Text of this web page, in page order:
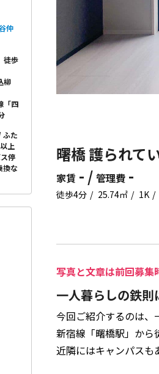
曙橋 護られて
家賃 - / 管理費 -
徒歩4分 25.74㎡ 1K
写真と文章は前回募集
一人暮らしの鉄則
今回ご紹介するのは、
新宿線「曙橋駅」から
近隣にはキャンパスも
仲
徒歩
柳
「四
ふた
上
停
換な